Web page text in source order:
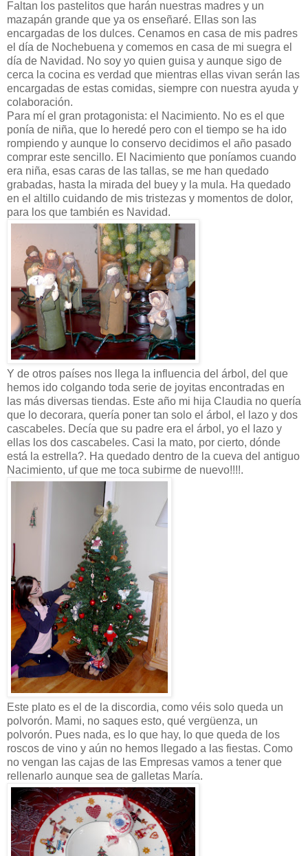
Faltan los pastelitos que harán nuestras madres y un
mazapán grande que ya os enseñaré. Ellas son las
encargadas de los dulces. Cenamos en casa de mis padres
el día de Nochebuena y comemos en casa de mi suegra el
día de Navidad. No soy yo quien guisa y aunque sigo de
cerca la cocina es verdad que mientras ellas vivan serán las
encargadas de estas comidas, siempre con nuestra ayuda y
colaboración.
Para mí el gran protagonista: el Nacimiento. No es el que
ponía de niña, que lo heredé pero con el tiempo se ha ido
rompiendo y aunque lo conservo decidimos el año pasado
comprar este sencillo. El Nacimiento que poníamos cuando
era niña, esas caras de las tallas, se me han quedado
grabadas, hasta la mirada del buey y la mula. Ha quedado
en el altillo cuidando de mis tristezas y momentos de dolor,
para los que también es Navidad.
Y de otros países nos llega la influencia del árbol, del que
hemos ido colgando toda serie de joyitas encontradas en
las más diversas tiendas. Este año mi hija Claudia no quería
que lo decorara, quería poner tan solo el árbol, el lazo y dos
cascabeles. Decía que su padre era el árbol, yo el lazo y
ellas los dos cascabeles. Casi la mato, por cierto, dónde
está la estrella?. Ha quedado dentro de la cueva del antiguo
Nacimiento, uf que me toca subirme de nuevo!!!!.
Este plato es el de la discordia, como véis solo queda un
polvorón. Mami, no saques esto, qué vergüenza, un
polvorón. Pues nada, es lo que hay, lo que queda de los
roscos de vino y aún no hemos llegado a las fiestas. Como
no vengan las cajas de las Empresas vamos a tener que
rellenarlo aunque sea de galletas María.